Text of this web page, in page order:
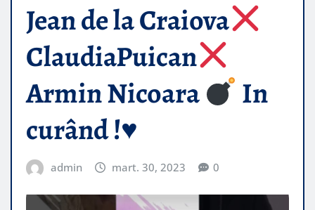
Jean de la Craiova
ClaudiaPuican
Armin Nicoara
In
curând !♥️
admin mart. 30, 2023 0